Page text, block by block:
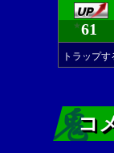
★61
トラップす
コ